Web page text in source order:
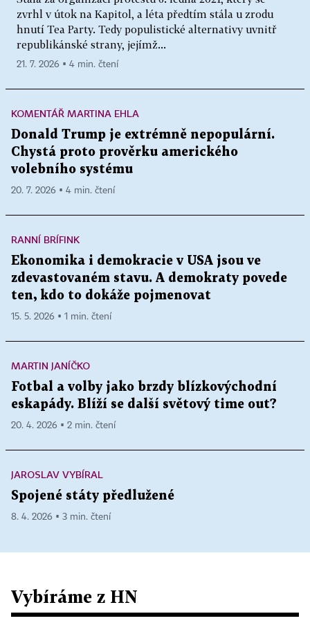
zvrhl v útok na Kapitol, a léta předtím stála u zrodu
hnutí Tea Party. Tedy populistické alternativy uvnitř
republikánské strany, jejímž...
21. 7. 2026 ▪ 4 min. čtení
KOMENTÁŘ MARTINA EHLA
Donald Trump je extrémně nepopulární.
Chystá proto prověrku amerického
volebního systému
20. 7. 2026 ▪ 4 min. čtení
RANNÍ BRÍFINK
Ekonomika i demokracie v USA jsou ve
zdevastovaném stavu. A demokraty povede
ten, kdo to dokáže pojmenovat
15. 5. 2026 ▪ 1 min. čtení
MARTIN JANÍČKO
Fotbal a volby jako brzdy blízkovýchodní
eskapády. Blíží se další světový time out?
20. 4. 2026 ▪ 2 min. čtení
JAROSLAV VYBÍRAL
Spojené státy předlužené
8. 4. 2026 ▪ 3 min. čtení
Vybíráme z HN